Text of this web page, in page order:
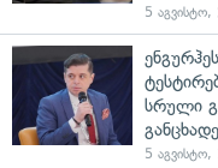
5
სრული
5